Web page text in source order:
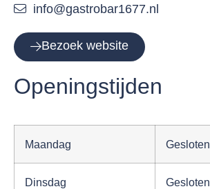
info@gastrobar1677.nl
Bezoek website
Openingstijden
Maandag Gesloten
Dinsdag Gesloten